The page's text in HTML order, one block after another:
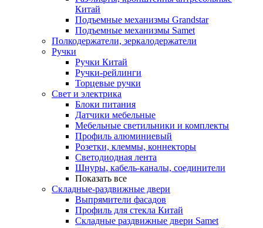
Китай
Подъемные механизмы Grandstar
Подъемные механизмы Samet
Полкодержатели, зеркалодержатели
Ручки
Ручки Китай
Ручки-рейлинги
Торцевые ручки
Свет и электрика
Блоки питания
Датчики мебельные
Мебельные светильники и комплекты
Профиль алюминиевый
Розетки, клеммы, коннекторы
Светодиодная лента
Шнуры, кабель-каналы, соединители
Показать все
Складные-раздвижные двери
Выпрямители фасадов
Профиль для стекла Китай
Складные раздвижные двери Samet